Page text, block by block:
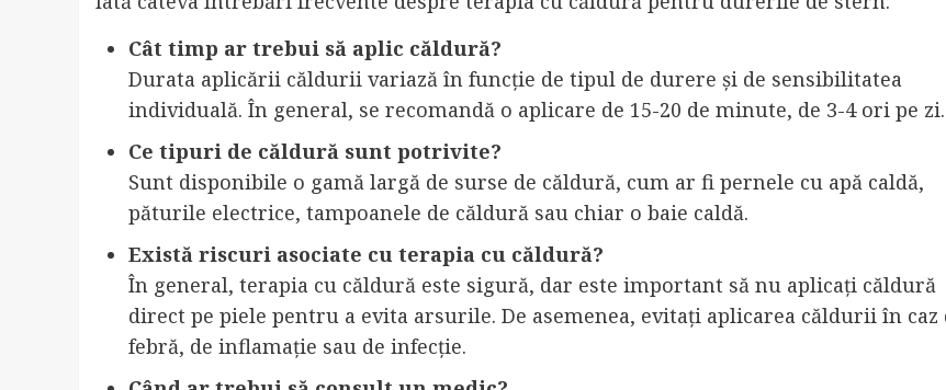
Cât timp ar trebui să aplic căldură?
Durata aplicării căldurii variază în funcție de tipul de durere și de sensibilitatea
individuală. În general, se recomandă o aplicare de 15-20 de minute, de 3-4 ori pe zi.
Ce tipuri de căldură sunt potrivite?
Sunt disponibile o gamă largă de surse de căldură, cum ar fi pernele cu apă caldă,
păturile electrice, tampoanele de căldură sau chiar o baie caldă.
Există riscuri asociate cu terapia cu căldură?
În general, terapia cu căldură este sigură, dar este important să nu aplicați căldură
direct pe piele pentru a evita arsurile. De asemenea, evitați aplicarea căldurii în caz
febră, de inflamație sau de infecție.